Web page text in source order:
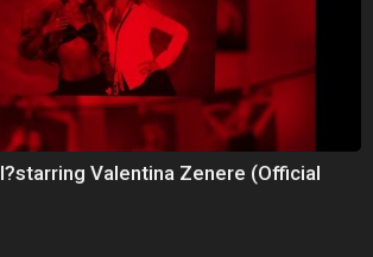
Valentina Zenere (Official